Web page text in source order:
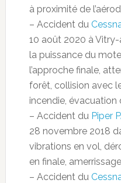
à proximité de
– Accident du
10 août 2020 à
la puissance du
l’approche finale,
forêt, collision avec
incendie, évacuation
– Accident du Piper
28 novembre 2018
vibrations en vol,
en finale,
– Accident du